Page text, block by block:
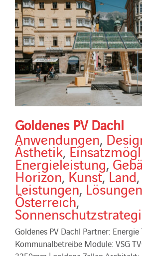
Goldenes PV Dachl
Anwendungen,
Ästhetik,
Energieleistung,
Horizon,Kunst,Land,
Leistungen,Lösungen
Österreich,
Goldenes PV Dachl Partner:
Kommunalbetreibe Module: VSG